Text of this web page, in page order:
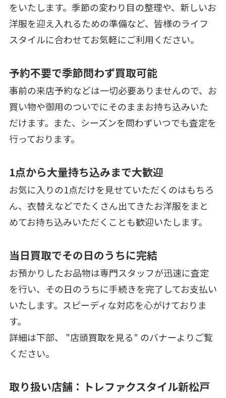
をいたします。季節の変わり目の整理や、新しいお
洋服を迎え入れるための準備など、皆様のライフ
スタイルに合わせてお気軽にご利用ください。
予約不要で季節問わず買取可能
事前の来店予約などは一切必要ありませんので、お
買い物や御用のついでにそのままお持ち込みいた
だけます。また、シーズンを問わずいつでも査定を
行っております。
1点から大量持ち込みまで大歓迎
お気に入りの1点だけを見せていただくのはもちろ
ん、衣替えなどでたくさん出てきたお洋服をまと
めてお持ち込みいただくことも歓迎いたします。
当日買取でその日のうちに完結
お預かりしたお品物は専門スタッフが迅速に査定
を行い、その日のうちに手続きを完了してお支払い
いたします。スピーディな対応を心がけておりま
す。
詳細は下部、 "店頭買取を見る" のバナーよりご覧
ください。
取り扱い店舗：トレファクスタイル新松戸